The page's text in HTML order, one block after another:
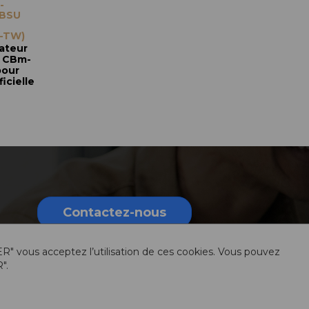
TW)
Contactez-nous
vous acceptez l’utilisation de ces cookies. Vous pouvez